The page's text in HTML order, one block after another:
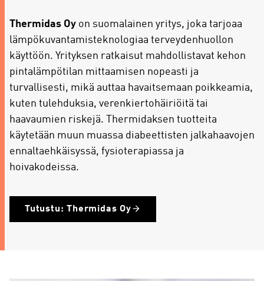
Thermidas Oy on suomalainen yritys, joka tarjoaa
lämpökuvantamisteknologiaa terveydenhuollon
käyttöön. Yrityksen ratkaisut mahdollistavat kehon
pintalämpötilan mittaamisen nopeasti ja
turvallisesti, mikä auttaa havaitsemaan poikkeamia,
kuten tulehduksia, verenkiertohäiriöitä tai
haavaumien riskejä. Thermidaksen tuotteita
käytetään muun muassa diabeettisten jalkahaavojen
ennaltaehkäisyssä, fysioterapiassa ja
hoivakodeissa.
Tutustu: Thermidas Oy